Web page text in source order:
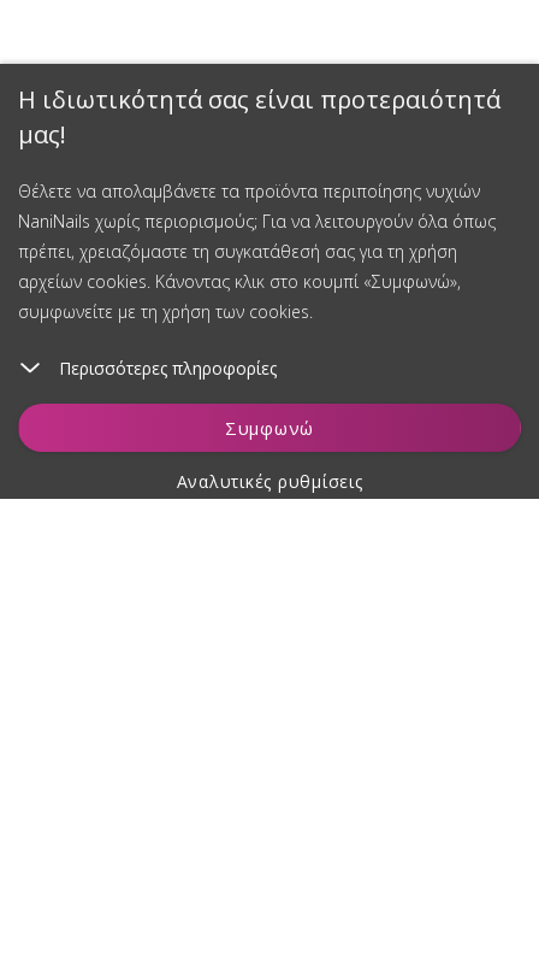
Η ιδιωτικότητά σας είναι προτεραιότητά
μας!
Θέλετε να απολαμβάνετε τα προϊόντα περιποίησης νυχιών
NaniNails χωρίς περιορισμούς; Για να λειτουργούν όλα όπως
πρέπει, χρειαζόμαστε τη συγκατάθεσή σας για τη χρήση
αρχείων cookies. Κάνοντας κλικ στο κουμπί «Συμφωνώ»,
συμφωνείτε με τη χρήση των cookies.
Περισσότερες πληροφορίες
Συμφωνώ
Αναλυτικές ρυθμίσεις
Προσθήκη στο καλάθι